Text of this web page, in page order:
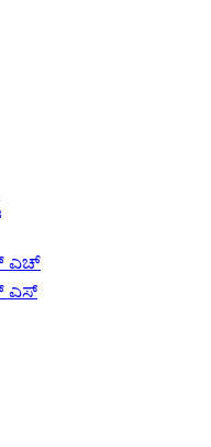
ಎಚ್
ಎಸ್